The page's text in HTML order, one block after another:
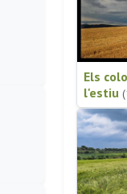
Els
l'estiu